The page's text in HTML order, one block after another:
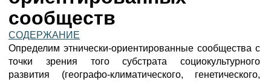
сообществ
СОДЕРЖАНИЕ
Определим этнически-ориентированные сообщества с
точки зрения того субстрата социокультурного
развития (географо-климатического, генетического,